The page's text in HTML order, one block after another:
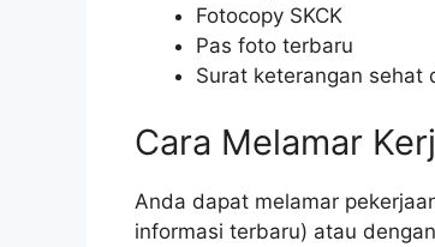
Fotocopy SKCK
Pas foto terbaru
Surat keterangan sehat
Cara Melamar
Anda dapat melamar
informasi terbaru) atau